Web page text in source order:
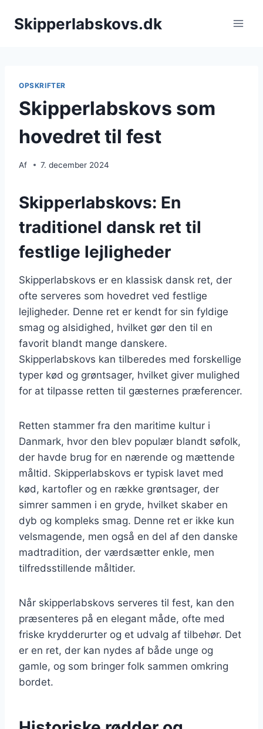
Skipperlabskovs.dk
OPSKRIFTER
Skipperlabskovs som
hovedret til fest
Af 7. december 2024
Skipperlabskovs: En
traditionel dansk ret til
festlige lejligheder
Skipperlabskovs er en klassisk dansk ret, der
ofte serveres som hovedret ved festlige
lejligheder. Denne ret er kendt for sin fyldige
smag og alsidighed, hvilket gør den til en
favorit blandt mange danskere.
Skipperlabskovs kan tilberedes med forskellige
typer kød og grøntsager, hvilket giver mulighed
for at tilpasse retten til gæsternes præferencer.
Retten stammer fra den maritime kultur i
Danmark, hvor den blev populær blandt søfolk,
der havde brug for en nærende og mættende
måltid. Skipperlabskovs er typisk lavet med
kød, kartofler og en række grøntsager, der
simrer sammen i en gryde, hvilket skaber en
dyb og kompleks smag. Denne ret er ikke kun
velsmagende, men også en del af den danske
madtradition, der værdsætter enkle, men
tilfredsstillende måltider.
Når skipperlabskovs serveres til fest, kan den
præsenteres på en elegant måde, ofte med
friske krydderurter og et udvalg af tilbehør. Det
er en ret, der kan nydes af både unge og
gamle, og som bringer folk sammen omkring
bordet.